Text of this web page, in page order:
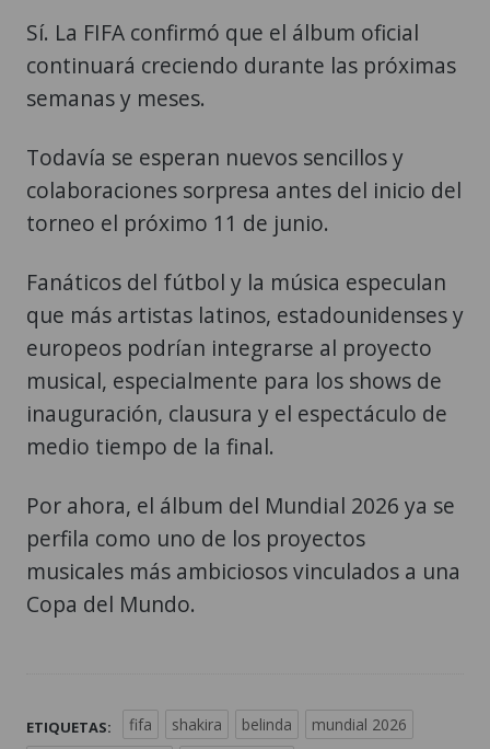
Sí. La FIFA confirmó que el álbum oficial
continuará creciendo durante las próximas
semanas y meses.
Todavía se esperan nuevos sencillos y
colaboraciones sorpresa antes del inicio del
torneo el próximo 11 de junio.
Fanáticos del fútbol y la música especulan
que más artistas latinos, estadounidenses y
europeos podrían integrarse al proyecto
musical, especialmente para los shows de
inauguración, clausura y el espectáculo de
medio tiempo de la final.
Por ahora, el álbum del Mundial 2026 ya se
perfila como uno de los proyectos
musicales más ambiciosos vinculados a una
Copa del Mundo.
ETIQUETAS: fifa shakira belinda mundial 2026